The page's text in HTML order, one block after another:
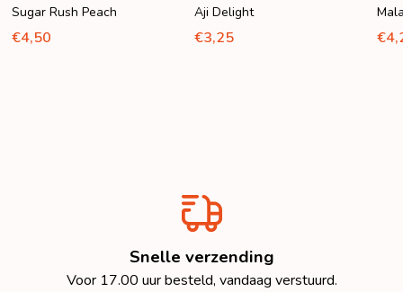
Malawi Peppadew
€4,25
Sugar Rush Peach
€4,50
Aji
Snelle verzending
Voor 17.00 uur besteld, vandaag verstuurd.